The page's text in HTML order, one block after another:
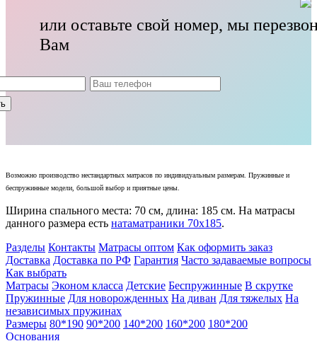
или оставьте свой номер, мы
Вам
Возможно производство нестандартных матрасов по индивидуальным размерам. Пружинные и
беспружинные модели, большой выбор и приятные цены.
Ширина спального места: 70 см, длина: 185 см. На матрасы
данного размера есть натаматраники 70х185.
Разделы Контакты Матрасы оптом Как оформить заказ
Доставка Доставка по РФ Гарантия Часто задаваемые вопросы
Как выбрать
Матрасы Эконом класса Детские Беспружинные В скрутке
Пружинные Для новорожденных На диван Для тяжелых На
независимых пружинах
Размеры 80*190 90*200 140*200 160*200 180*200
Основания